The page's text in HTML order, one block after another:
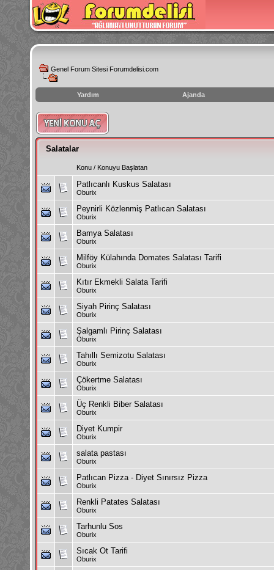
Genel Forum Sitesi Forumdelisi.com
Yardım Ajanda
instagram
izlenme
hilesi
Salatalar
Konu / Konuyu Başlatan
Patlıcanlı Kuskus Salatası
Oburix
Peynirli Közlenmiş Patlıcan Salatası
Oburix
Bamya Salatası
Oburix
Milföy Külahında Domates Salatası Tarifi
Oburix
Kıtır Ekmekli Salata Tarifi
Oburix
Siyah Pirinç Salatası
Oburix
Şalgamlı Pirinç Salatası
Oburix
Tahıllı Semizotu Salatası
Oburix
Çökertme Salatası
Oburix
Üç Renkli Biber Salatası
Oburix
Diyet Kumpir
Oburix
salata pastası
Oburix
Patlıcan Pizza - Diyet Sınırsız Pizza
Oburix
Renkli Patates Salatası
Oburix
Tarhunlu Sos
Oburix
Sıcak Ot Tarifi
Oburix